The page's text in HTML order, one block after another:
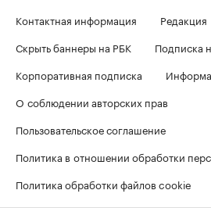
Контактная информация
Редакция
Скрыть баннеры на РБК
Подписка
Корпоративная подписка
О соблюдении авторских прав
Пользовательское соглашение
Политика в отношении обработки
Политика обработки файлов cookie